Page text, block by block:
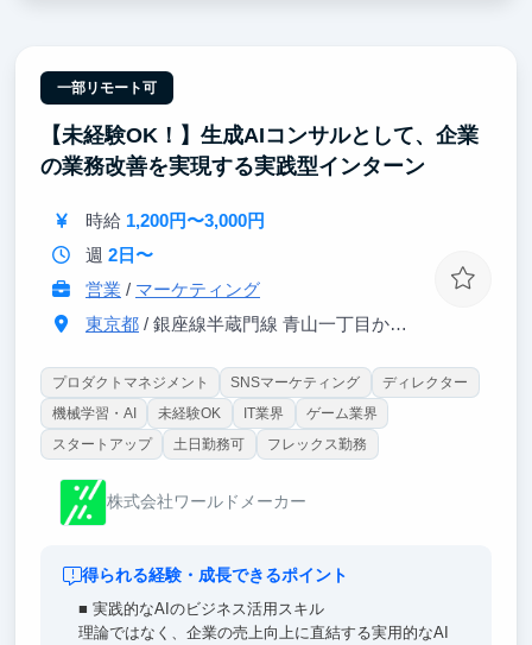
■ ポイント②｜優秀なインターン生と切磋琢磨できる
過去のインターン生はコンサルティングファームや事
業開発会社に内定しています。就活は情報戦の側面が
大きいため、少数精鋭の優秀な仲間と情報共有ができ
る環境は非常に貴重です。
一部リモート可
【未経験OK！】生成AIコンサルとして、企業
の業務改善を実現する実践型インターン
時給 1,200円〜3,000円
週 2日〜
営業 / マーケティング
東京都/ 銀座線半蔵門線 青山一丁目から3分
プロダクトマネジメント SNSマーケティング
ディレクター
機械学習・AI
未経験OK IT業界
ゲーム業界
スタートアップ
土日勤務可 フレックス勤務
株式会社ワールドメーカー
得られる経験・成長できるポイント
■ 実践的なAIのビジネス活用スキル
理論ではなく、企業の売上向上に直結する実用的なAI